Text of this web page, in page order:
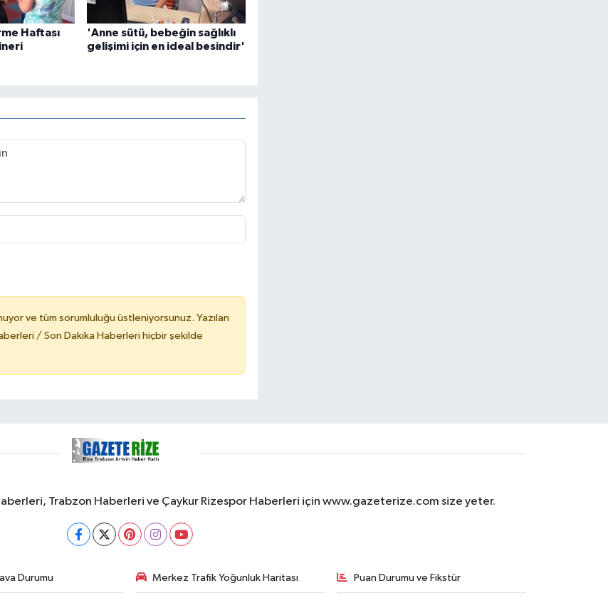
Haftası
'Anne sütü, bebeğin sağlıklı
gelişimi için en ideal besindir'
ve tüm sorumluluğu üstleniyorsunuz. Yazılan
/ Son Dakika Haberleri hiçbir şekilde
Trabzon Haberleri ve Çaykur Rizespor Haberleri için www.gazeterize.com size yeter.
Durumu Merkez Trafik Yoğunluk Haritası Puan Durumu ve Fikstür